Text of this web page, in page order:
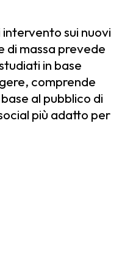
sui nuovi
di massa prevede
in base
comprende
al pubblico di
più adatto per